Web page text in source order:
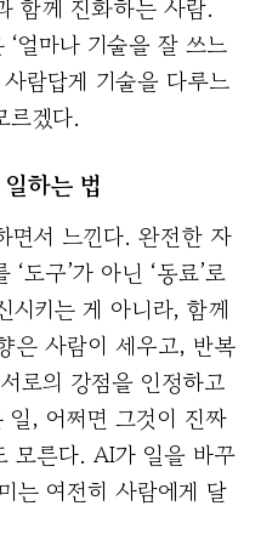
함께 진화하는 사람.
얼마나 기술을 잘 쓰느
람답게 기술을 다루느
르겠다.
하는 법
면서 느낀다. 완전한 자
도구’가 아닌 ‘동료’로
시키는 게 아니라, 함께
은 사람이 세우고, 반복
로의 강점을 인정하고
, 어쩌면 그것이 진짜
모른다. AI가 일을 바꾸
는 여전히 사람에게 달